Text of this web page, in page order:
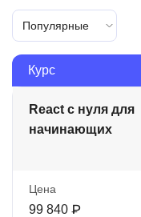
Популярные
Курс
React с нуля для
начинающих
Цена
99 840 ₽
Аналитика
Менеджмент
Иностранные
Soft Skills
ДПО
Акции и